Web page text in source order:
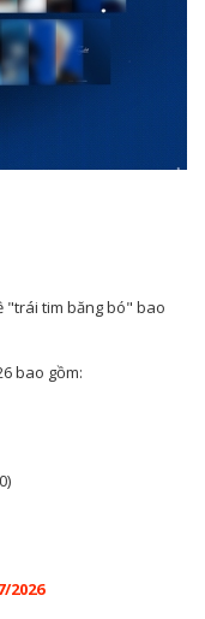
"trái tim băng bó" bao
bao gồm: